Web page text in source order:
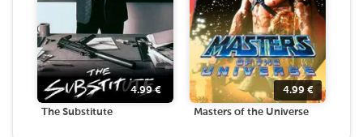
4.99€
The Substitute
4.99 €
Masters of the Universe